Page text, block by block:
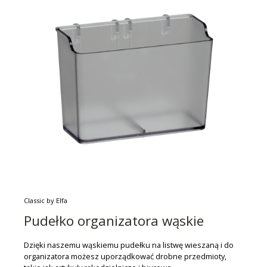
Classic by Elfa
Pudełko organizatora wąskie
Dzięki naszemu wąskiemu pudełku na listwę wieszaną i do
organizatora możesz uporządkować drobne przedmioty,